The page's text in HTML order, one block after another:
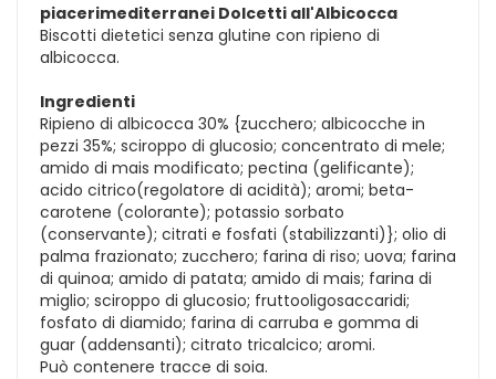
piacerimediterranei Dolcetti all'Albicocca
Biscotti dietetici senza glutine con ripieno di
albicocca.
Ingredienti
Ripieno di albicocca 30% {zucchero; albicocche in
pezzi 35%; sciroppo di glucosio; concentrato di mele;
amido di mais modificato; pectina (gelificante);
acido citrico(regolatore di acidità); aromi; beta-
carotene (colorante); potassio sorbato
(conservante); citrati e fosfati (stabilizzanti)}; olio di
palma frazionato; zucchero; farina di riso; uova; farina
di quinoa; amido di patata; amido di mais; farina di
miglio; sciroppo di glucosio; fruttooligosaccaridi;
fosfato di diamido; farina di carruba e gomma di
guar (addensanti); citrato tricalcico; aromi.
Può contenere tracce di soia.